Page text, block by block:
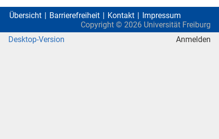
Übersicht Barrierefreiheit Kontakt
Impressum
Copyright © 2026 Universität Freiburg
Desktop-Version
Anmelden